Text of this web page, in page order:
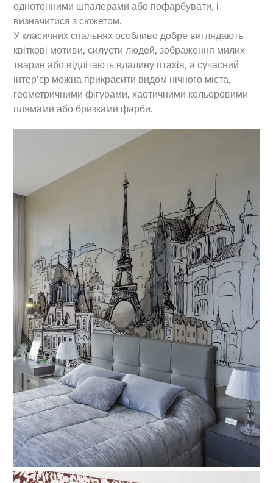
однотонними шпалерами або пофарбувати, і
визначитися з сюжетом.
У класичних спальнях особливо добре виглядають
квіткові мотиви, силуети людей, зображення милих
тварин або відлітають вдалину птахів, а сучасний
інтер’єр можна прикрасити видом нічного міста,
геометричними фігурами, хаотичними кольоровими
плямами або бризками фарби.